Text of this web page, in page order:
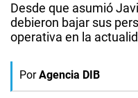
Desde que asumió
debieron bajar sus
operativa en la
Por Agencia DIB